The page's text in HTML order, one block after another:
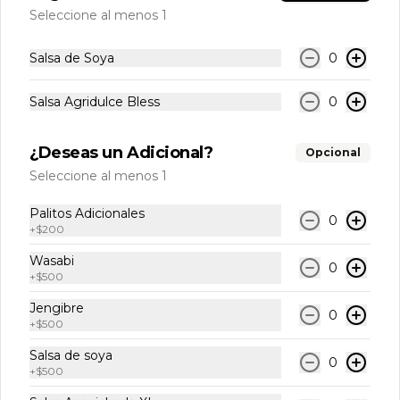
Ceviche Mediano
cilantro fresco y leche de tigre. Ideal
cilantro fresco y leche de tigre. Ideal
Hosomaki Rolls
Hosomaki Atún
Seleccione al menos 1
Salsa de Soya 0
Salsa Agridulce Bless 0
¿Deseas un Adicional? Opcional
Seleccione al menos 1
Palitos Adicionales
+$200
0
Wasabi
+$500
0
Jengibre
+$500
0
Salsa de soya
+$500
0